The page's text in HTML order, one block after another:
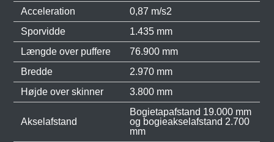
Acceleration
0,87 m/s2
Sporvidde
1.435 mm
Længde over puffere
76.900 mm
Bredde
2.970 mm
Højde over skinner
3.800 mm
Akselafstand
Bogietapafstand 19.000 mm
og bogieakselafstand 2.700
mm